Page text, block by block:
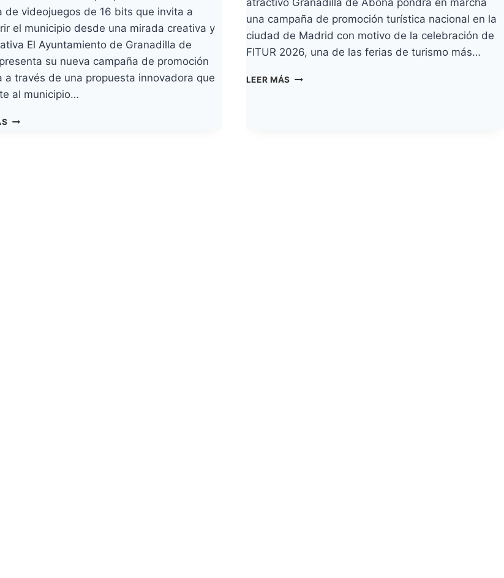
de videojuegos de 16 bits que invita a
el municipio desde una mirada creativa y
El Ayuntamiento de Granadilla de
su nueva campaña de promoción
a través de una propuesta innovadora que
al municipio…
GRANADILLA
atractivo Granadilla de Abona pondrá en marcha
una campaña de promoción turística nacional en la
ciudad de Madrid con motivo de la celebración de
FITUR 2026, una de las ferias de turismo más…
LEER MÁS GRANADILLA